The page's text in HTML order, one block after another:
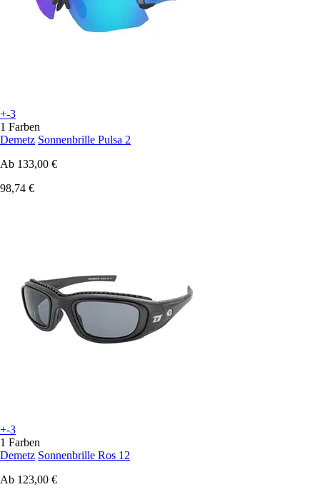
+-3
1 Farben
Demetz Sonnenbrille Pulsa 2
Ab 133,00 €
98,74 €
+-3
1 Farben
Demetz Sonnenbrille Ros 12
Ab 123,00 €